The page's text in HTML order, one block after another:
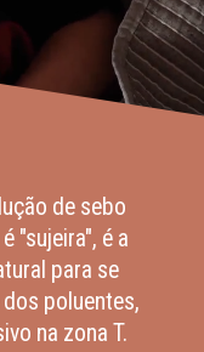
de sebo
"sujeira", é a
para se
poluentes,
na zona T.